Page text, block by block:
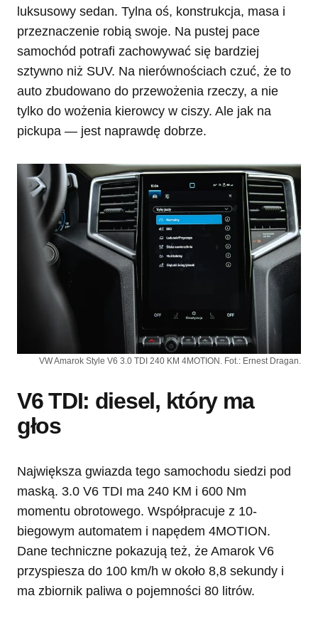
luksusowy sedan. Tylna oś, konstrukcja, masa i
przeznaczenie robią swoje. Na pustej pace
samochód potrafi zachowywać się bardziej
sztywno niż SUV. Na nierównościach czuć, że to
auto zbudowano do przewożenia rzeczy, a nie
tylko do wożenia kierowcy w ciszy. Ale jak na
pickupa — jest naprawdę dobrze.
VW Amarok Style V6 3.0 TDI 240 KM 4MOTION. Fot.: Ernest Dragan.
V6 TDI: diesel, który ma
głos
Największa gwiazda tego samochodu siedzi pod
maską. 3.0 V6 TDI ma 240 KM i 600 Nm
momentu obrotowego. Współpracuje z 10-
biegowym automatem i napędem 4MOTION.
Dane techniczne pokazują też, że Amarok V6
przyspiesza do 100 km/h w około 8,8 sekundy i
ma zbiornik paliwa o pojemności 80 litrów.